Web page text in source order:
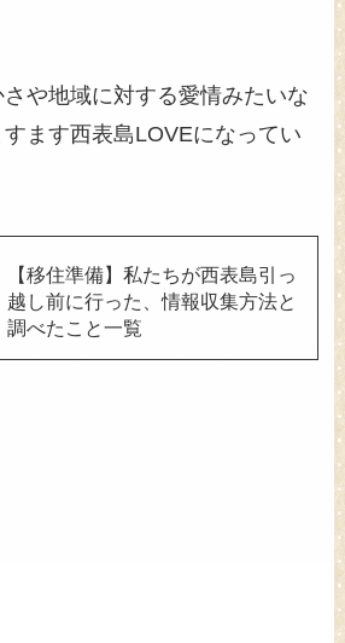
や地域に対する愛情みたいな
ます西表島LOVEになってい
【移住準備】私たちが西表島引っ
越し前に行った、情報収集方法と
調べたこと一覧